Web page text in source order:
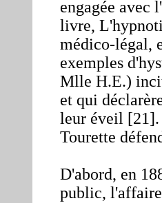
engagée avec
livre,
médico-légal,
exemples
Mlle H.E.)
et qui
leur éveil [21].
Tourette
D'abord, en
public,